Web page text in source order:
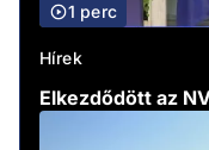
1 perc
Hírek
Elkezdődött az